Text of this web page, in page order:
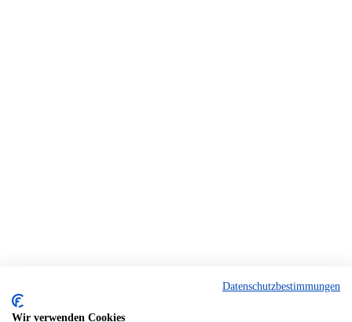
Datenschutzbestimmungen
Wir verwenden Cookies